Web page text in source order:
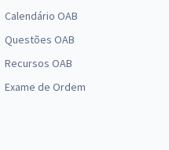
Calendário OAB
Questões OAB
Recursos OAB
Exame de Ordem